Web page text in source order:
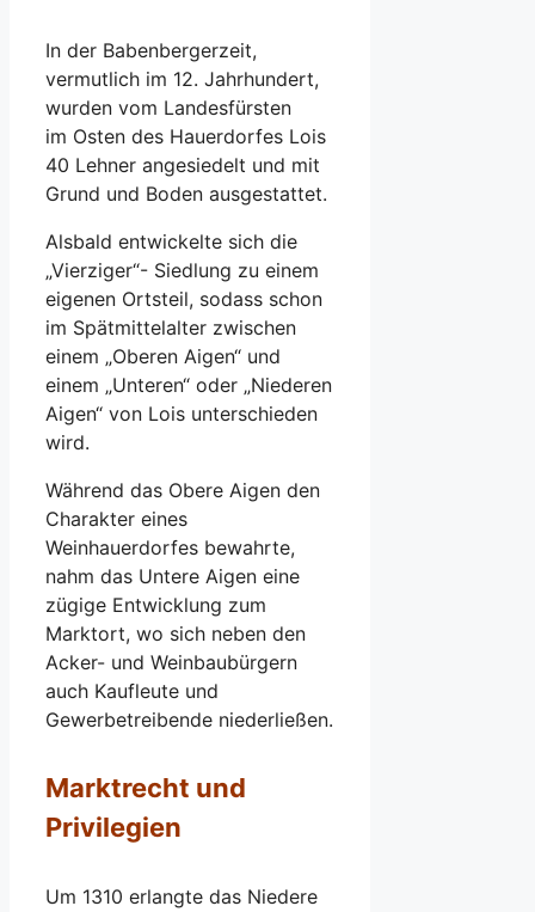
In der Babenbergerzeit,
vermutlich im 12. Jahrhundert,
wurden vom Landesfürsten
im Osten des Hauerdorfes Lois
40 Lehner angesiedelt und mit
Grund und Boden ausgestattet.
Alsbald entwickelte sich die
„Vierziger“- Siedlung zu einem
eigenen Ortsteil, sodass schon
im Spätmittelalter zwischen
einem „Oberen Aigen“ und
einem „Unteren“ oder „Niederen
Aigen“ von Lois unterschieden
wird.
Während das Obere Aigen den
Charakter eines
Weinhauerdorfes bewahrte,
nahm das Untere Aigen eine
zügige Entwicklung zum
Marktort, wo sich neben den
Acker- und Weinbaubürgern
auch Kaufleute und
Gewerbetreibende niederließen.
Marktrecht und
Privilegien
Um 1310 erlangte das Niedere